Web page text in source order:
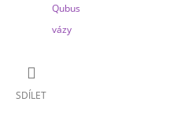
Qubus
vázy
SDÍLET